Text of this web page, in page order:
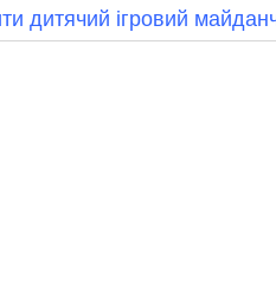
дитячий ігровий